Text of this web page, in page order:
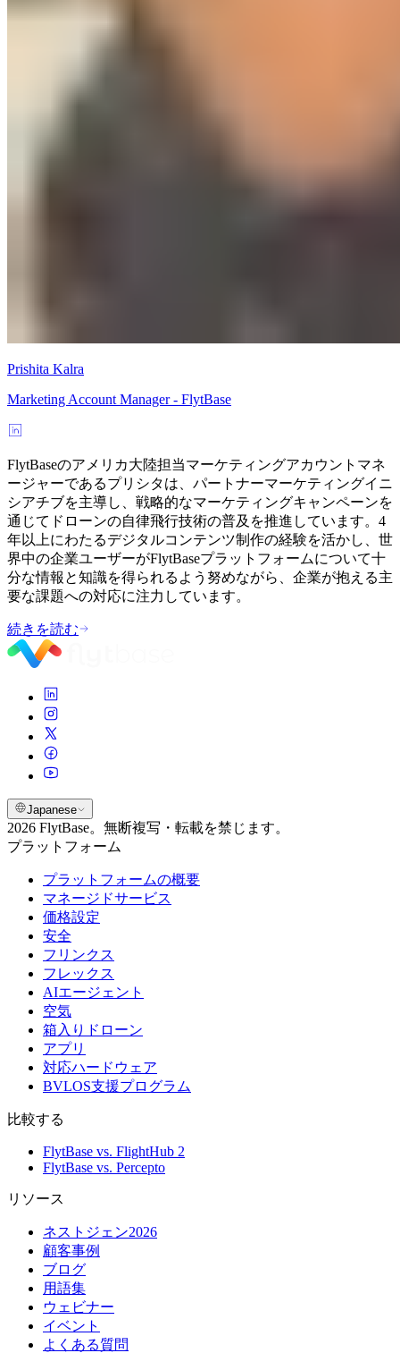
Prishita Kalra
Marketing Account Manager - FlytBase
FlytBaseのアメリカ大陸担当マーケティングアカウントマネ
ージャーであるプリシタは、パートナーマーケティングイニ
シアチブを主導し、戦略的なマーケティングキャンペーンを
通じてドローンの自律飛行技術の普及を推進しています。4
年以上にわたるデジタルコンテンツ制作の経験を活かし、世
界中の企業ユーザーがFlytBaseプラットフォームについて十
分な情報と知識を得られるよう努めながら、企業が抱える主
要な課題への対応に注力しています。
続きを読む
Japanese
2026 FlytBase。無断複写・転載を禁じます。
プラットフォーム
プラットフォームの概要
マネージドサービス
価格設定
安全
フリンクス
フレックス
AIエージェント
空気
箱入りドローン
アプリ
対応ハードウェア
BVLOS支援プログラム
比較する
FlytBase vs. FlightHub 2
FlytBase vs. Percepto
リソース
ネストジェン2026
顧客事例
ブログ
用語集
ウェビナー
イベント
よくある質問